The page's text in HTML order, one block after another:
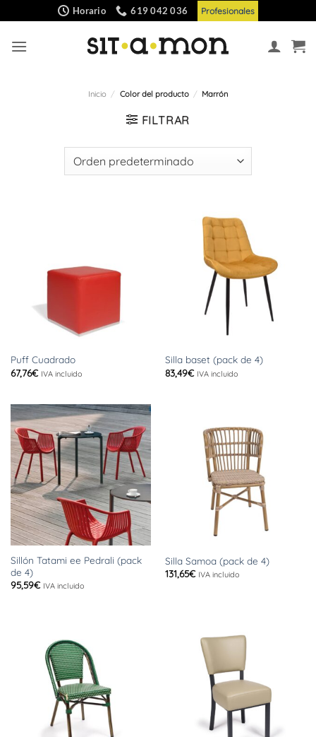
al
contenido
Horario 619 042 036 Profesionales
Inicio / Color del producto / Marrón
FILTRAR
Puff Cuadrado
67,76€ IVA incluido
Silla baset (pack de 4)
83,49€ IVA incluido
Sillón Tatami ee Pedrali (pack
de 4)
95,59€ IVA incluido
Silla Samoa (pack de 4)
131,65€ IVA incluido